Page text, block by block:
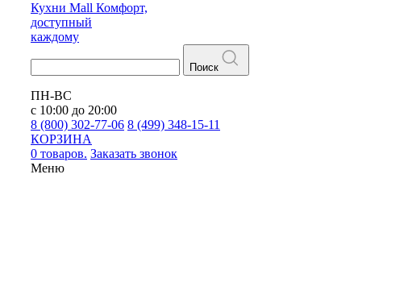
Кухни Mall Комфорт,
доступный
каждому
Поиск
ПН-ВС
с 10:00 до 20:00
8 (800) 302-77-06 8 (499) 348-15-11
КОРЗИНА
0 товаров. Заказать звонок
Меню